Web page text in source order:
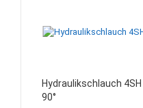
Hydraulikschlauch 4SH
90°